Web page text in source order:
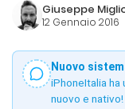
Giuseppe
12 Gennaio 2016
Nuovo
iPhoneItalia
nuovo e